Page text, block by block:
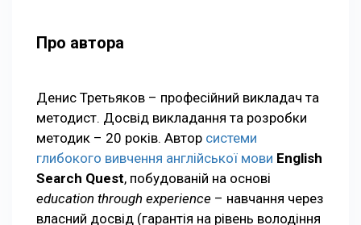
Про автора
Денис Третьяков – професійний викладач та
методист. Досвід викладання та розробки
методик – 20 років. Автор системи
глибокого вивчення англійської мови English
Search Quest, побудованій на основі
education through experience – навчання через
власний досвід (гарантія на рівень володіння